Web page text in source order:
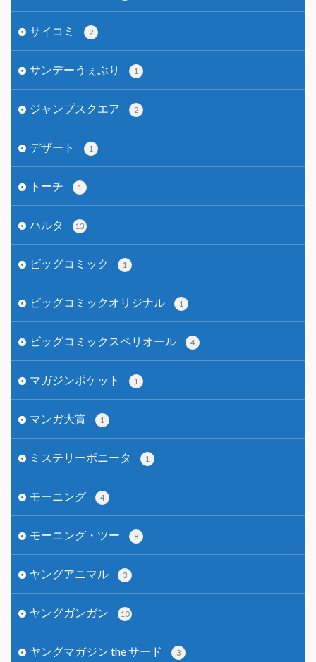
サイコミ 2
サンデーうぇぶり 1
ジャンプスクエア 2
デザート 1
トーチ 1
ハルタ 13
ビッグコミック 1
ビッグコミックオリジナル 1
ビッグコミックスペリオール 4
マガジンポケット 1
マンガ大賞 1
ミステリーボニータ 1
モーニング 4
モーニング・ツー 8
ヤングアニマル 3
ヤングガンガン 10
ヤングマガジン the サード 3